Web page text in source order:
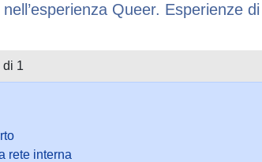
Queer. Esperienze
di 1
rete interna